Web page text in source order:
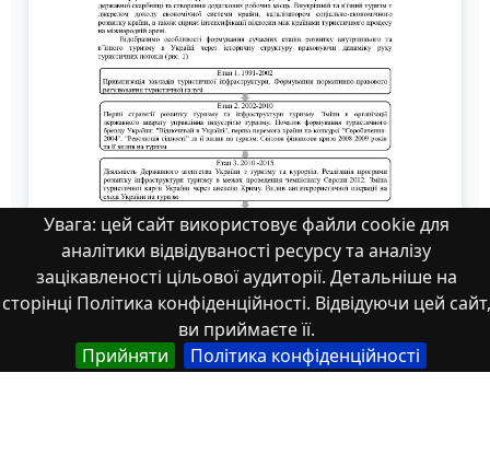
Увага: цей сайт використовує файли cookie для
аналітики відвідуваності ресурсу та аналізу
зацікавленості цільової аудиторії. Детальніше на
сторінці Політика конфіденційності. Відвідуючи цей сайт,
ви приймаєте її.
Прийняти
Політика конфіденційності